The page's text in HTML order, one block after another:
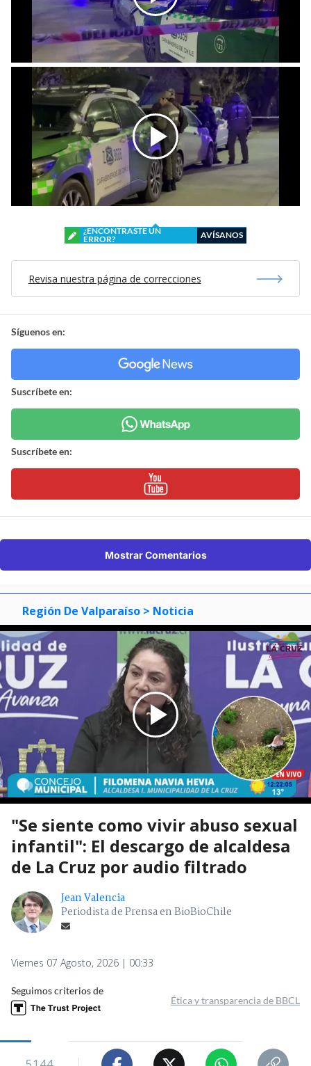
¿ENCONTRASTE UN
ERROR?
AVÍSANOS
Revisa nuestra página de correcciones
Síguenos en:
Suscríbete en:
Suscríbete en:
Mostrar Comentarios
Región De Valparaíso > Noticia
"Se siente como vivir abuso sexual
infantil": El descargo de alcaldesa
de La Cruz por audio filtrado
Jean Valencia
Periodista de Prensa en BioBioChile
Viernes 07 Agosto, 2026 | 00:33
Seguimos criterios de
Ética y transparencia de BBCL